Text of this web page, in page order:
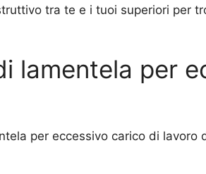
tra te e i tuoi superiori per
lamentela per
per eccessivo carico di lavoro